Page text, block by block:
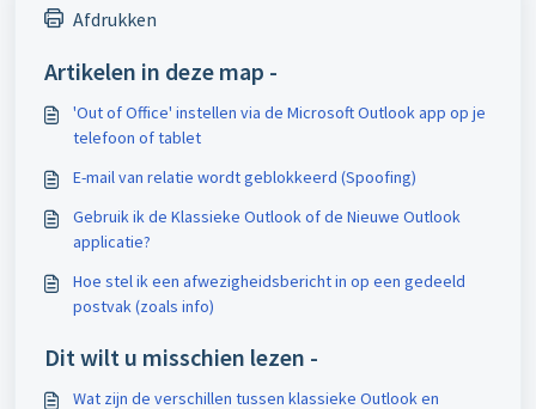
Afdrukken
Artikelen in deze map -
'Out of Office' instellen via de Microsoft Outlook app op je
telefoon of tablet
E-mail van relatie wordt geblokkeerd (Spoofing)
Gebruik ik de Klassieke Outlook of de Nieuwe Outlook
applicatie?
Hoe stel ik een afwezigheidsbericht in op een gedeeld
postvak (zoals info)
Dit wilt u misschien lezen -
Wat zijn de verschillen tussen klassieke Outlook en